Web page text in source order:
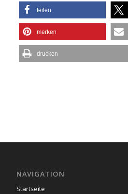
teilen
merken
drucken
NAVIGATION
Startseite